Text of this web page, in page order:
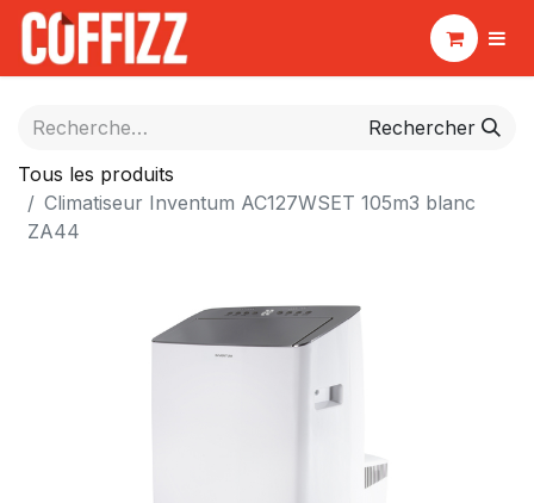
Rechercher
Tous les produits
Climatiseur Inventum AC127WSET 105m3 blanc
ZA44